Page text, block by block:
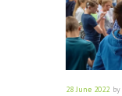
28 June 2022 by